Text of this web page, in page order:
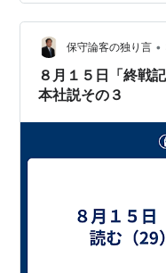
らば、飽くまで反対
（ゆえん）ではない
は海軍の立場も御諒
だ、この上はできる
義務が発生しないよう
保守論客の独り言 •
８月１５日「終戦
本社説その３